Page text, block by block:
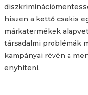
hiszen a kettő csakis
márkatermékek
társadalmi problémák
kampányai révén a
enyhíteni.